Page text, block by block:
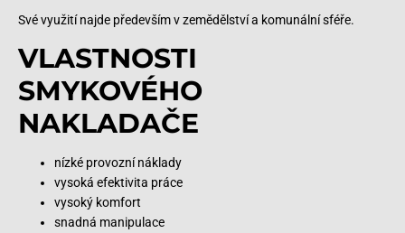
Své využití najde především v zemědělství a komunální sféře.
VLASTNOSTI
SMYKOVÉHO
NAKLADAČE
nízké provozní náklady
vysoká efektivita práce
vysoký komfort
snadná manipulace